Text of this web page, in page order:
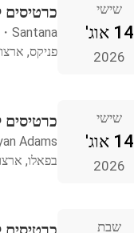
שישי
14 אוג'
2026
כרטיסים
Santana
・
פניקס,
שישי
14 אוג'
2026
Adams
בפאלו,
שבת